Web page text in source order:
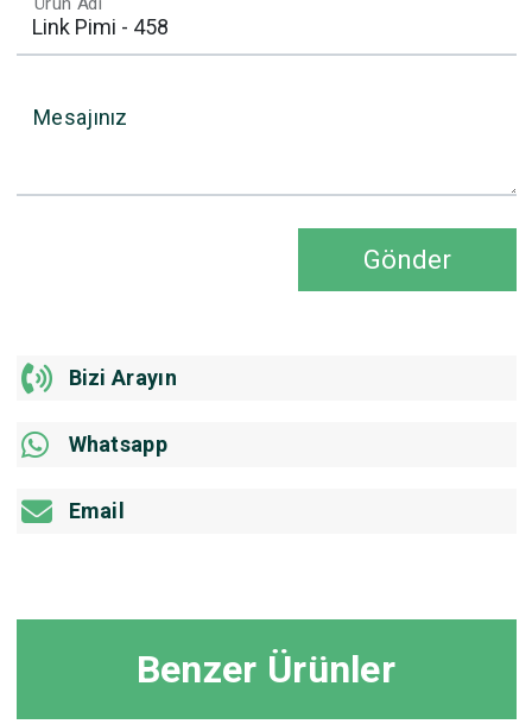
Mesajınız
Gönder
Bizi Arayın
Whatsapp
Email
Benzer Ürünler